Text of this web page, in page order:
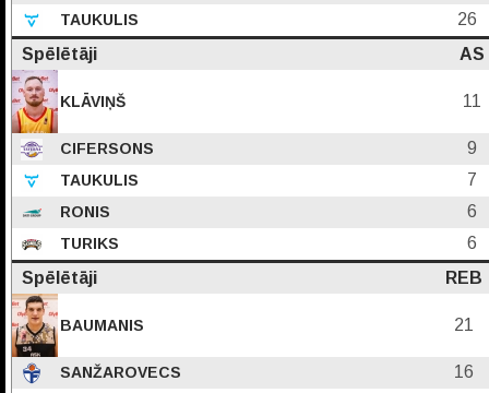
TAUKULIS
26
Spēlētāji
AS
KLĀVIŅŠ 11
CIFERSONS 9
TAUKULIS 7
RONIS 6
TURIKS
6
Spēlētāji
REB
BAUMANIS 21
SANŽAROVECS 16